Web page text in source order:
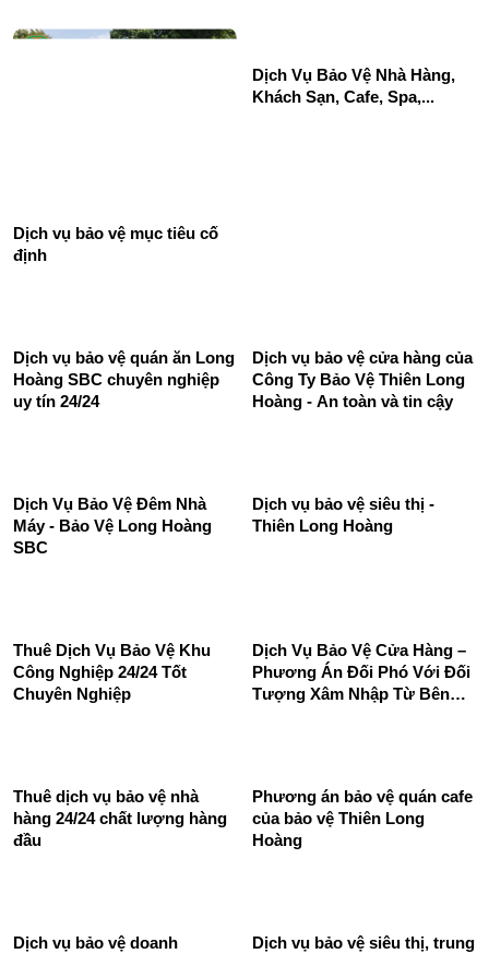
Dịch vụ bảo vệ mục tiêu cố
định
Dịch vụ bảo vệ quán ăn Long
Hoàng SBC chuyên nghiệp
uy tín 24/24
Dịch vụ bảo vệ cửa hàng của
Công Ty Bảo Vệ Thiên Long
Hoàng - An toàn và tin cậy
Dịch Vụ Bảo Vệ Đêm Nhà
Máy - Bảo Vệ Long Hoàng
SBC
Dịch vụ bảo vệ siêu thị -
Thiên Long Hoàng
Thuê Dịch Vụ Bảo Vệ Khu
Công Nghiệp 24/24 Tốt
Chuyên Nghiệp
Dịch Vụ Bảo Vệ Cửa Hàng –
Phương Án Đối Phó Với Đối
Tượng Xâm Nhập Từ Bên
Thuê dịch vụ bảo vệ nhà
hàng 24/24 chất lượng hàng
đầu
Phương án bảo vệ quán cafe
của bảo vệ Thiên Long
Hoàng
Dịch vụ bảo vệ doanh
Dịch vụ bảo vệ siêu thị, trung